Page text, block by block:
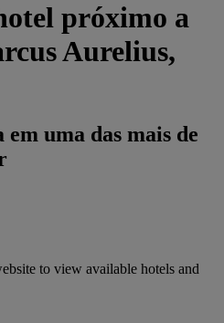
próximo a
Aurelius,
em uma das mais de
to view available hotels and